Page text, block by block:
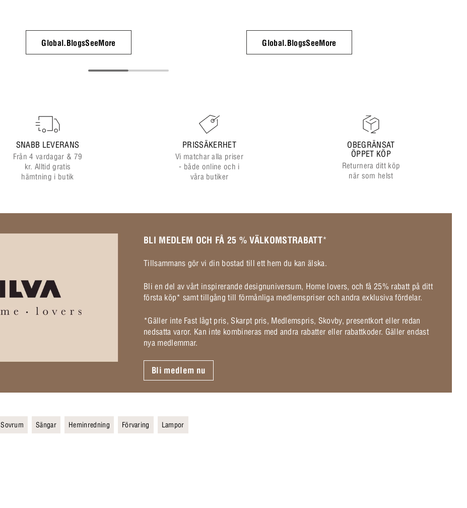
Global.BlogsSeeMore Global.BlogsSeeMore
SNABB LEVERANS
Från 4 vardagar & 79
kr. Alltid gratis
hämtning i butik
PRISSÄKERHET
Vi matchar alla priser
- både online och i
våra butiker
OBEGRÄNSAT
ÖPPET KÖP
Returnera ditt köp
när som helst
BLI MEDLEM OCH FÅ 25 % VÄLKOMSTRABATT*
Tillsammans gör vi din bostad till ett hem du kan älska.
Bli en del av vårt inspirerande designuniversum, Home lovers, och få 25% rabatt på ditt
första köp* samt tillgång till förmånliga medlemspriser och andra exklusiva fördelar.
*Gäller inte Fast lågt pris, Skarpt pris, Medlemspris, Skovby, presentkort eller redan
nedsatta varor. Kan inte kombineras med andra rabatter eller rabattkoder. Gäller endast
nya medlemmar.
Bli medlem nu
Sovrum Sängar Heminredning Förvaring Lampor